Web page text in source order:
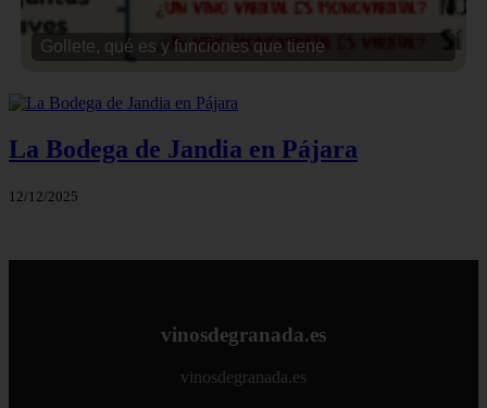
Gollete, qué es y funciones que tiene
La Bodega de Jandia en Pájara
12/12/2025
vinosdegranada.es
vinosdegranada.es